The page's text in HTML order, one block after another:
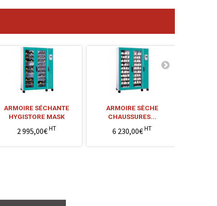
ARMOIRE SÉCHANTE
HYGISTORE MASK
2 995,00€ HT
ARMOIRE SÈCHE
CHAUSSURES...
6 230,00€HT